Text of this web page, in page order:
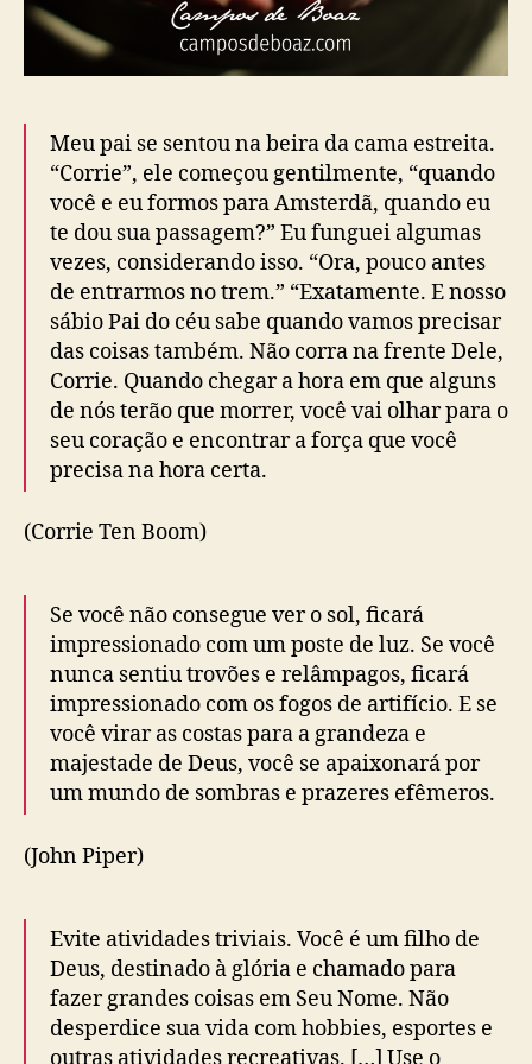
Meu pai se sentou na beira da cama estreita.
“Corrie”, ele começou gentilmente, “quando
você e eu formos para Amsterdã, quando eu
te dou sua passagem?” Eu funguei algumas
vezes, considerando isso. “Ora, pouco antes
de entrarmos no trem.” “Exatamente. E nosso
sábio Pai do céu sabe quando vamos precisar
das coisas também. Não corra na frente Dele,
Corrie. Quando chegar a hora em que alguns
de nós terão que morrer, você vai olhar para o
seu coração e encontrar a força que você
precisa na hora certa.
(Corrie Ten Boom)
Se você não consegue ver o sol, ficará
impressionado com um poste de luz. Se você
nunca sentiu trovões e relâmpagos, ficará
impressionado com os fogos de artifício. E se
você virar as costas para a grandeza e
majestade de Deus, você se apaixonará por
um mundo de sombras e prazeres efêmeros.
(John Piper)
Evite atividades triviais. Você é um filho de
Deus, destinado à glória e chamado para
fazer grandes coisas em Seu Nome. Não
desperdice sua vida com hobbies, esportes e
outras atividades recreativas. […] Use o